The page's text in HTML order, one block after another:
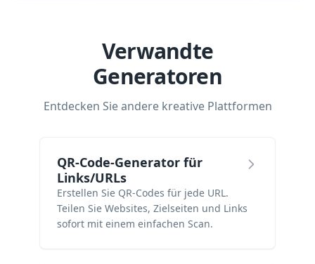
Verwandte
Generatoren
Entdecken Sie andere kreative Plattformen
QR-Code-Generator für
Links/URLs
Erstellen Sie QR-Codes für jede URL.
Teilen Sie Websites, Zielseiten und Links
sofort mit einem einfachen Scan.